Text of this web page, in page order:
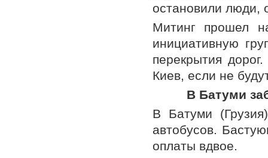
остановили люди,
Митинг прошел
инициативную
перекрытия
Киев, если не
В Батуми
В Батуми
автобусов.
оплаты вдвое.